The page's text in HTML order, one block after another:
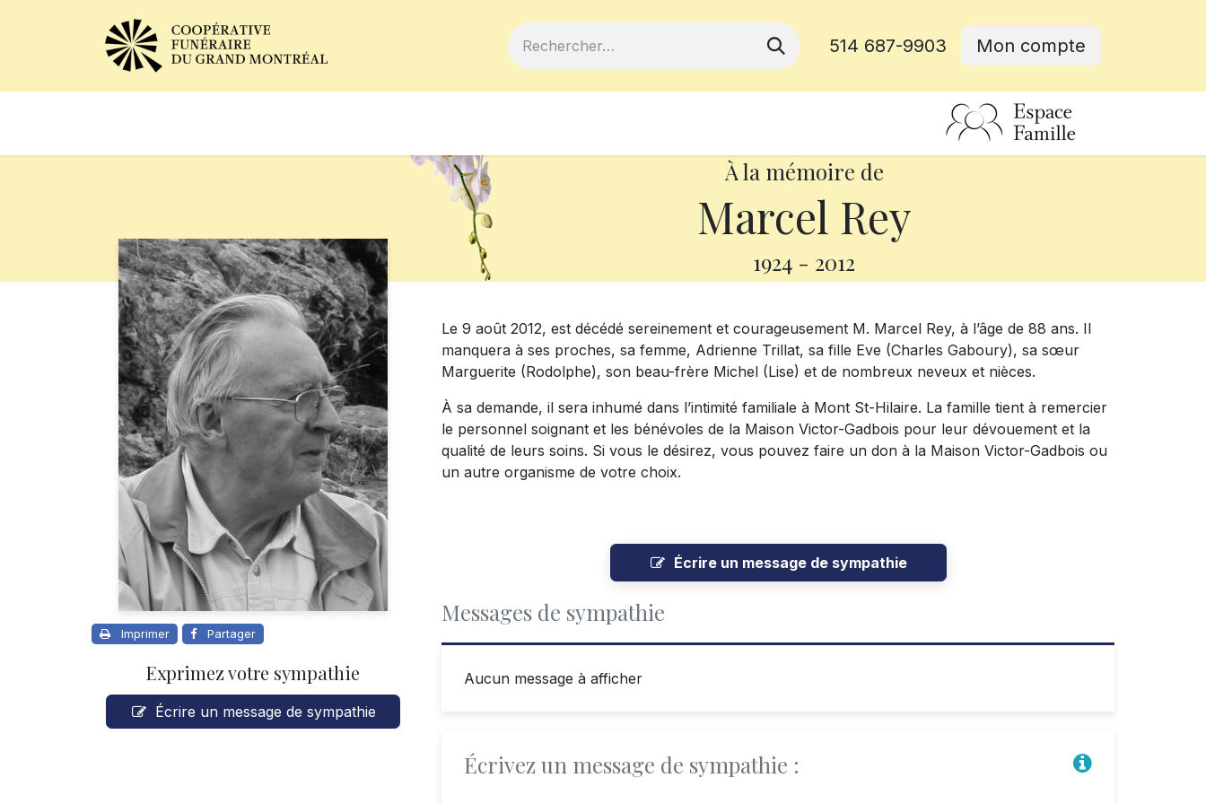
514 687-9903 Mon compte
À la mémoire de
Marcel Rey
1924 - 2012
Imprimer Partager
Exprimez votre sympathie
Écrire un message de sympathie
Le 9 août 2012, est décédé sereinement et courageusement M. Marcel Rey, à l’âge de 88 ans. Il
manquera à ses proches, sa femme, Adrienne Trillat, sa fille Eve (Charles Gaboury), sa sœur
Marguerite (Rodolphe), son beau-frère Michel (Lise) et de nombreux neveux et nièces.
À sa demande, il sera inhumé dans l’intimité familiale à Mont St-Hilaire. La famille tient à remercier
le personnel soignant et les bénévoles de la Maison Victor-Gadbois pour leur dévouement et la
qualité de leurs soins. Si vous le désirez, vous pouvez faire un don à la Maison Victor-Gadbois ou
un autre organisme de votre choix.
Écrire un message de sympathie
Messages de sympathie
Aucun message à afficher
Écrivez un message de sympathie :